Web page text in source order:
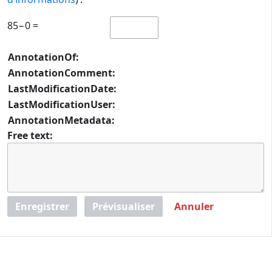
85−0 =
AnnotationOf:
AnnotationComment:
LastModificationDate:
LastModificationUser:
AnnotationMetadata:
Free text:
Enregistrer Prévisualiser Annuler